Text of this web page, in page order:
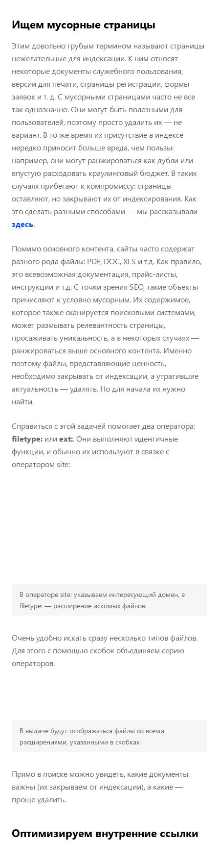
Ищем мусорные страницы
Этим довольно грубым термином называют страницы
нежелательные для индексации. К ним относят
некоторые документы служебного пользования,
версии для печати, страницы регистрации, формы
заявок и т. д. С мусорными страницами часто не все
так однозначно. Они могут быть полезными для
пользователей, поэтому просто удалить их — не
вариант. В то же время их присутствие в индексе
нередко приносит больше вреда, чем пользы:
например, они могут ранжироваться как дубли или
впустую расходовать краулинговый бюджет. В таких
случаях прибегают к компромиссу: страницы
оставляют, но закрывают их от индексирования. Как
это сделать разными способами — мы рассказывали
здесь.
Помимо основного контента, сайты часто содержат
разного рода файлы: PDF, DOC, XLS и т.д. Как правило,
это всевозможная документация, прайс-листы,
инструкции и т.д. С точки зрения SEO, такие объекты
причисляют к условно мусорным. Их содержимое,
которое также сканируется поисковыми системами,
может размывать релевантность страницы,
просаживать уникальность, а в некоторых случаях —
ранжироваться выше основного контента. Именно
поэтому файлы, представляющие ценность,
необходимо закрывать от индексации, а утратившие
актуальность — удалять. Но для начала их нужно
найти.
Справиться с этой задачей помогает два оператора:
filetype: или ext:. Они выполняют идентичные
функции, и обычно их используют в связке с
оператором site:
В операторе site: указываем интересующий домен, в
filetype: — расширение искомых файлов.
Очень удобно искать сразу несколько типов файлов.
Для этого с помощью скобок объединяем серию
операторов.
В выдаче будут отображаться файлы со всеми
расширениями, указанными в скобках.
Прямо в поиске можно увидеть, какие документы
важны (их закрываем от индексации), а какие —
проще удалить.
Оптимизируем внутренние ссылки